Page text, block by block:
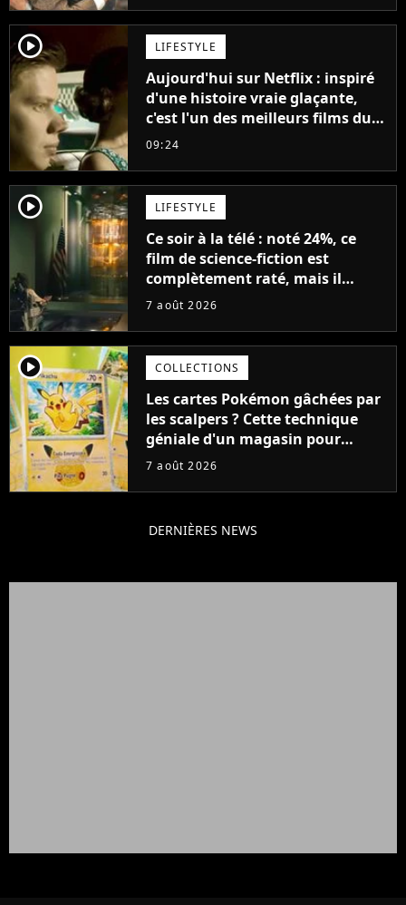
décennies"
player2 LIFESTYLE
Aujourd'hui sur Netflix : inspiré
d'une histoire vraie glaçante,
c'est l'un des meilleurs films du
21ème siècle
09:24
player2 LIFESTYLE
Ce soir à la télé : noté 24%, ce
film de science-fiction est
complètement raté, mais il
aurait pu être encore pire à
7 août 2026
player2 COLLECTIONS
Les cartes Pokémon gâchées par
les scalpers ? Cette technique
géniale d'un magasin pour
ruiner les revendeurs
7 août 2026
DERNIÈRES NEWS